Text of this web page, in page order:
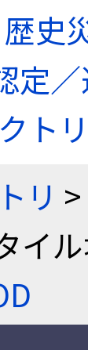
史
定
ト
リ >
イ